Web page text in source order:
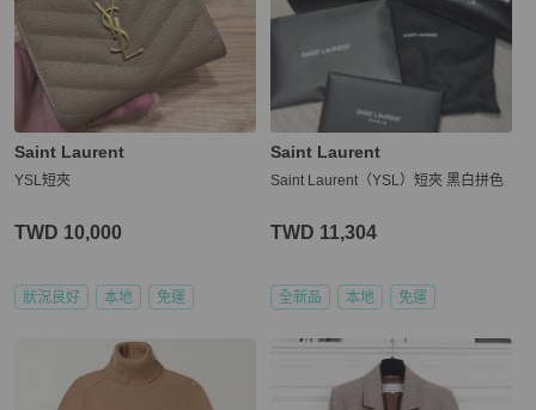
Saint Laurent
YSL短夾
TWD 10,000
狀況良好 本地 免運
Saint Laurent
Saint Laurent（YSL）短夾 黑白拼色
TWD 11,304
全新品 本地 免運